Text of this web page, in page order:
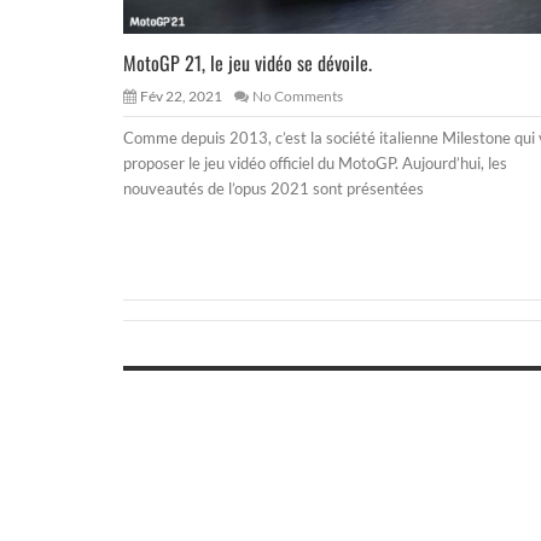
MotoGP 21, le jeu vidéo se dévoile.
Fév 22, 2021 No Comments
Comme depuis 2013, c’est la société italienne Milestone qui
proposer le jeu vidéo officiel du MotoGP. Aujourd’hui, les
nouveautés de l’opus 2021 sont présentées